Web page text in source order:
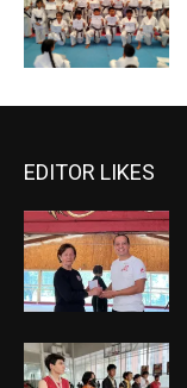
EDITOR LIKES